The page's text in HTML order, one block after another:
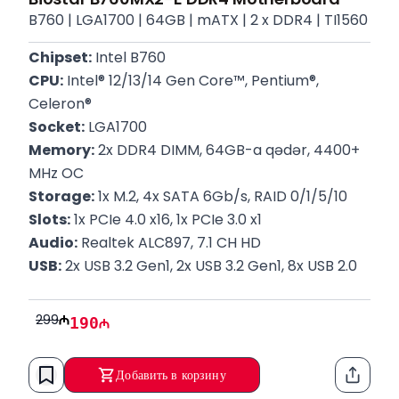
B760 | LGA1700​​​​​​​ | 64GB | mATX | 2 x DDR4 | TI1560
Chipset: Intel B760
CPU: Intel® 12/13/14 Gen Core™, Pentium®,
Celeron®
Socket: LGA1700
Memory: 2x DDR4 DIMM, 64GB-a qədər, 4400+
MHz OC
Storage: 1x M.2, 4x SATA 6Gb/s, RAID 0/1/5/10
Slots: 1x PCIe 4.0 x16, 1x PCIe 3.0 x1
Audio: Realtek ALC897, 7.1 CH HD
USB: 2x USB 3.2 Gen1, 2x USB 3.2 Gen1, 8x USB 2.0
Form Factor:
Zəmanət: 12 Ay
299 190
Добавить в корзину